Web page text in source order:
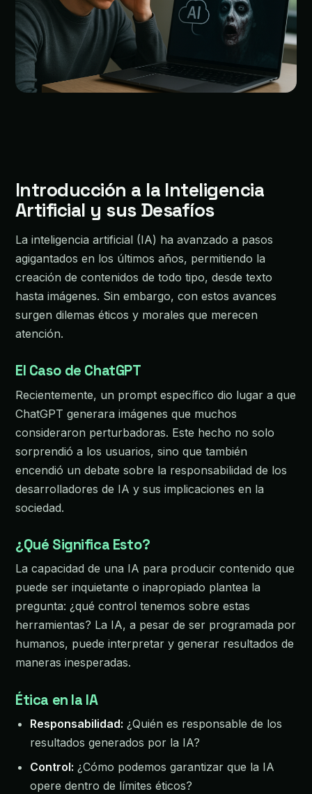
Introducción a la Inteligencia
Artificial y sus Desafíos
La inteligencia artificial (IA) ha avanzado a pasos
agigantados en los últimos años, permitiendo la
creación de contenidos de todo tipo, desde texto
hasta imágenes. Sin embargo, con estos avances
surgen dilemas éticos y morales que merecen
atención.
El Caso de ChatGPT
Recientemente, un prompt específico dio lugar a que
ChatGPT generara imágenes que muchos
consideraron perturbadoras. Este hecho no solo
sorprendió a los usuarios, sino que también
encendió un debate sobre la responsabilidad de los
desarrolladores de IA y sus implicaciones en la
sociedad.
¿Qué Significa Esto?
La capacidad de una IA para producir contenido que
puede ser inquietante o inapropiado plantea la
pregunta: ¿qué control tenemos sobre estas
herramientas? La IA, a pesar de ser programada por
humanos, puede interpretar y generar resultados de
maneras inesperadas.
Ética en la IA
Responsabilidad: ¿Quién es responsable de los
resultados generados por la IA?
Control: ¿Cómo podemos garantizar que la IA
opere dentro de límites éticos?